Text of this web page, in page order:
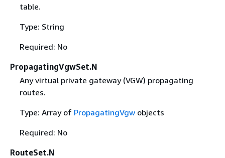
table.
Type: String
Required: No
PropagatingVgwSet.N
Any virtual private gateway (VGW) propagating
routes.
Type: Array of PropagatingVgwobjects
Required: No
RouteSet.N